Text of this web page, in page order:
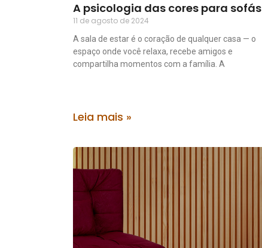
A psicologia das cores para sofás
11 de agosto de 2024
A sala de estar é o coração de qualquer casa — o
espaço onde você relaxa, recebe amigos e
compartilha momentos com a família. A
Leia mais »